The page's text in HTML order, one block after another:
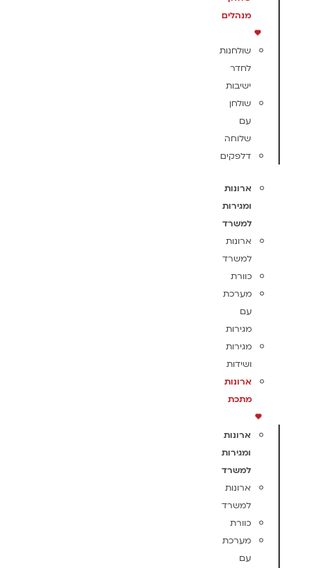
מנהלים
שולחנות
לחדר
ישיבות
שולחן
עם
שלוחה
דלפקים
ארונות
ומגירות
למשרד
ארונות
למשרד
כוורת
מערכת
עם
מגירות
מגירות
ושידות
ארונות
מתכת
ארונות
ומגירות
למשרד
ארונות
למשרד
כוורת
מערכת
עם